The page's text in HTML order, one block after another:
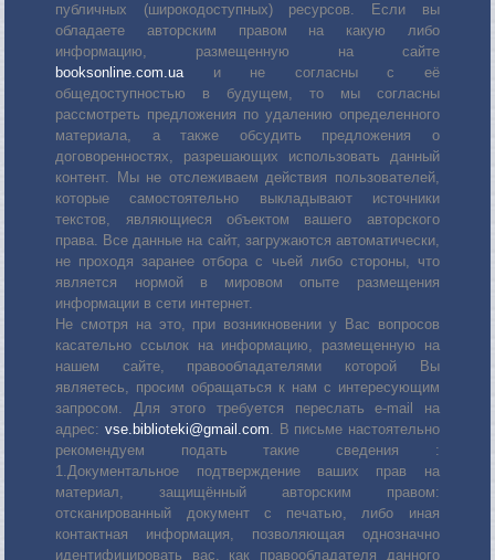
публичных (широкодоступных) ресурсов. Если вы
обладаете авторским правом на какую либо
информацию, размещенную на сайте
booksonline.com.uaи не согласны с её
общедоступностью в будущем, то мы согласны
рассмотреть предложения по удалению определенного
материала, а также обсудить предложения о
договоренностях, разрешающих использовать данный
контент. Мы не отслеживаем действия пользователей,
которые самостоятельно выкладывают источники
текстов, являющиеся объектом вашего авторского
права. Все данные на сайт, загружаются автоматически,
не проходя заранее отбора с чьей либо стороны, что
является нормой в мировом опыте размещения
информации в сети интернет.
Не смотря на это, при возникновении у Вас вопросов
касательно ссылок на информацию, размещенную на
нашем сайте, правообладателями которой Вы
являетесь, просим обращаться к нам с интересующим
запросом. Для этого требуется переслать е-mail на
адрес: vse.biblioteki@gmail.com. В письме настоятельно
рекомендуем подать такие сведения :
1.Документальное подтверждение ваших прав на
материал, защищённый авторским правом:
отсканированный документ с печатью, либо иная
контактная информация, позволяющая однозначно
идентифицировать вас, как правообладателя данного